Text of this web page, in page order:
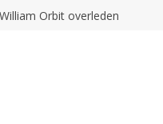
Orbit overleden